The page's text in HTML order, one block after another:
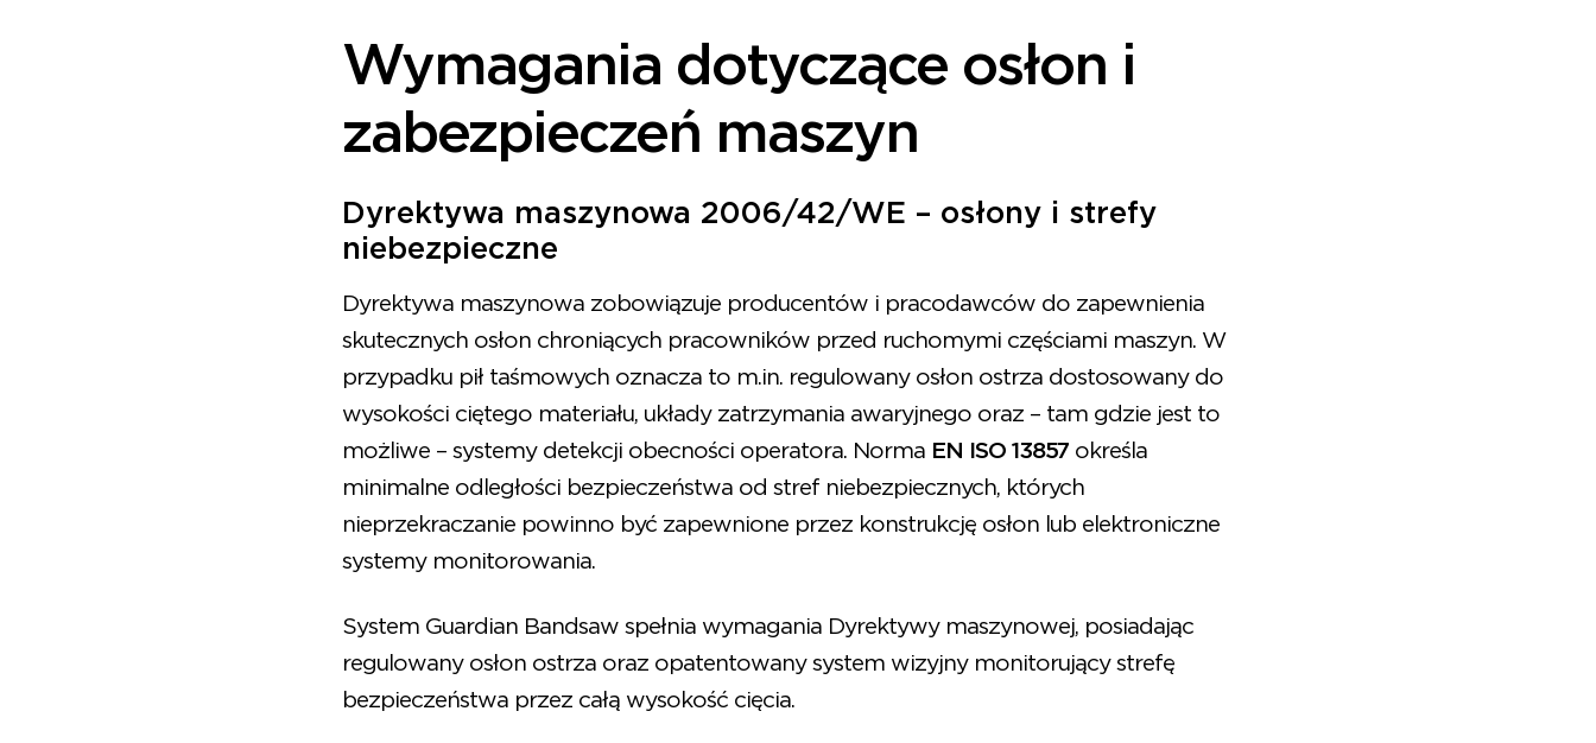
Wymagania dotyczące osłon i
zabezpieczeń maszyn
Dyrektywa maszynowa 2006/42/WE – osłony i strefy
niebezpieczne
Dyrektywa maszynowa zobowiązuje producentów i pracodawców do zapewnienia
skutecznych osłon chroniących pracowników przed ruchomymi częściami maszyn. W
przypadku pił taśmowych oznacza to m.in. regulowany osłon ostrza dostosowany do
wysokości ciętego materiału, układy zatrzymania awaryjnego oraz – tam gdzie jest to
możliwe – systemy detekcji obecności operatora. Norma EN ISO 13857 określa
minimalne odległości bezpieczeństwa od stref niebezpiecznych, których
nieprzekraczanie powinno być zapewnione przez konstrukcję osłon lub elektroniczne
systemy monitorowania.
System Guardian Bandsaw spełnia wymagania Dyrektywy maszynowej, posiadając
regulowany osłon ostrza oraz opatentowany system wizyjny monitorujący strefę
bezpieczeństwa przez całą wysokość cięcia.